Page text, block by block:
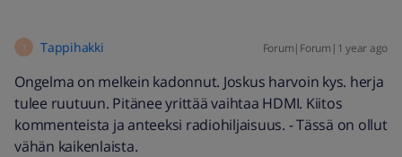
T Tappihakki Forum|Forum|1 year ago
Ongelma on melkein kadonnut. Joskus harvoin kys. herja
tulee ruutuun. Pitänee yrittää vaihtaa HDMI. Kiitos
kommenteista ja anteeksi radiohiljaisuus. - Tässä on ollut
vähän kaikenlaista.